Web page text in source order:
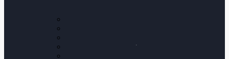
Getriebeoptimierung